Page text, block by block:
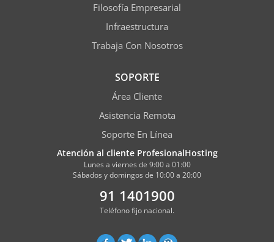
Filosofía Empresarial
Infraestructura
Trabaja Con Nosotros
SOPORTE
Área Cliente
Asistencia Remota
Soporte En Línea
Atención al cliente ProfesionalHosting
Lunes a viernes de 9:00 a 01:00
Sábados y domingos de 10:00 a 20:00
91 1401900
Teléfono fijo nacional.